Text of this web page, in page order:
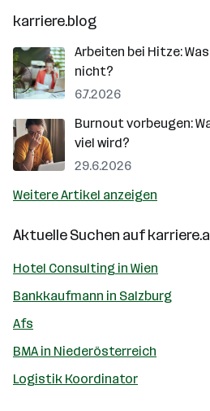
karriere.blog
Arbeiten bei Hitze:
nicht?
6.7.2026
Burnout vorbeugen:
viel wird?
29.6.2026
Weitere Artikel anzeigen
Aktuelle Suchen auf
Hotel Consulting in Wien
Bankkaufmann in Salzburg
Afs
BMA in Niederösterreich
Logistik Koordinator